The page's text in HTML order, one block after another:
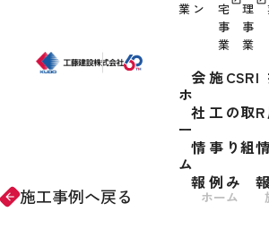
業 ン
宅
事
業
理
事
業
ホ
ー
ム
会
社
情
報
施
工
事
例
CSR
の取
り組
み
I
R
情
報
arrow_forward 施工事例へ戻る ホーム